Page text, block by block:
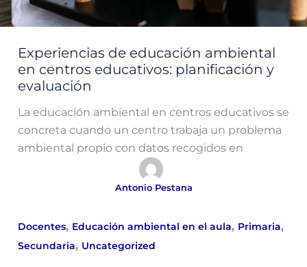
Experiencias de educación ambiental
en centros educativos: planificación y
evaluación
La educación ambiental en centros educativos se
concreta cuando un centro trabaja un problema
ambiental propio con datos recogidos en
Antonio Pestana
Docentes, Educación ambiental en el aula, Primaria,
Secundaria, Uncategorized